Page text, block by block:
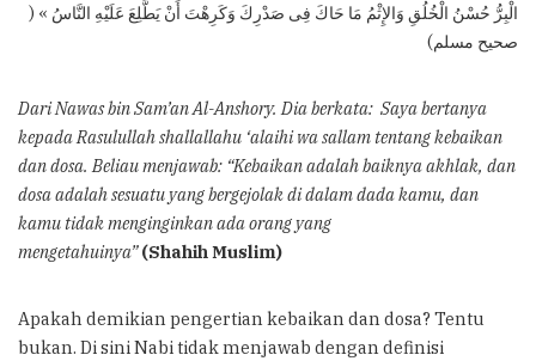
الْبِرُّ حُسْنُ الْخُلُقِ وَالإِثْمُ مَا حَاكَ فِى صَدْرِكَ وَكَرِهْتَ أَنْ يَطَّلِعَ عَلَيْهِ النَّاسُ » (
صحيح مسلم)
Dari Nawas bin Sam’an Al-Anshory. Dia berkata: Saya bertanya
kepada Rasulullah shallallahu ‘alaihi wa sallam tentang kebaikan
dan dosa. Beliau menjawab: “Kebaikan adalah baiknya akhlak, dan
dosa adalah sesuatu yang bergejolak di dalam dada kamu, dan
kamu tidak menginginkan ada orang yang
mengetahuinya” (Shahih Muslim)
Apakah demikian pengertian kebaikan dan dosa? Tentu
bukan. Di sini Nabi tidak menjawab dengan definisi